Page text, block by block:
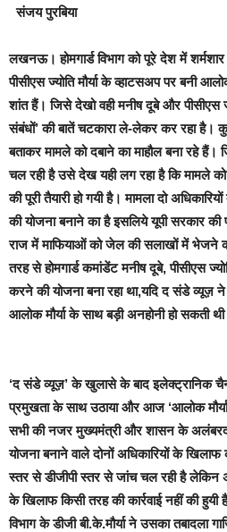
संजय पुरबिया
लखनऊ। होमगार्ड विभाग को पूरे देश में
पीसीएस ज्योति मौर्या के व्हाटसअप पर बनी
शांत हैं।जिसे देखो वही मनीष दूबे और पीसीएस
संबंधों’ की बातें चटकारा ले-लेकर कर रहा है। कुछ
बताकर मामले को दबाने का माहौल बना रहे हैं।
चल रही है उसे देख यही लग रहा है कि मामले
की पूरी तैयारी हो गयी है। मामला दो
की योजना बनाने का है इसलिये यूपी सरकार की
राज में माफियाओं को जेल की सलाखों में भेजने
तरह से होमगार्ड कमांडेंट मनीष दूबे, पीसीएस
करने की योजना बना रहा था,यदि द संडे व्यूज़ ने
आलोक मौर्या के साथ बड़ी अनहोनी हो सकती
‘द संडे व्यूज़’ के खुलासे के बाद इलेक्ट्रानिक
प्रमुखता के साथ उठाया और आज ‘आलोक
सभी की नजर मुख्यमंत्री और शासन के
योजना बनाने वाले दोनों अधिकारियों के खिलाफ
स्तर से डीजीपी स्तर से जांच चल रही है लेकिन
के खिलाफ किसी तरह की कार्रवाई नहीं की हुयी
विभाग के डीजी बी.के.मौर्या ने उसका तबादला